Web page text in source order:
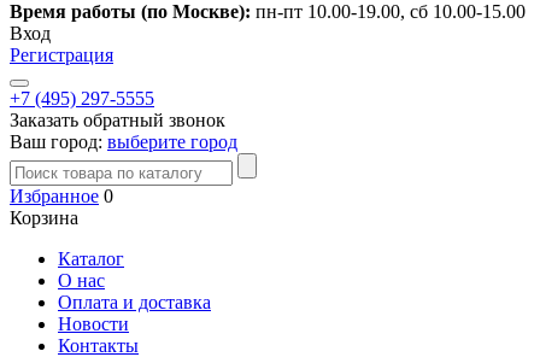
Время работы (по Москве): пн-пт 10.00-19.00, сб 10.00-15.00
Вход
Регистрация
+7 (495) 297-5555
Заказать обратный звонок
Ваш город: выберите город
Избранное 0
Корзина
Каталог
О нас
Оплата и доставка
Новости
Контакты